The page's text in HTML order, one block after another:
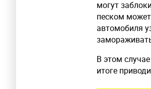
могут
песком
автомобиля
В этом
итоге